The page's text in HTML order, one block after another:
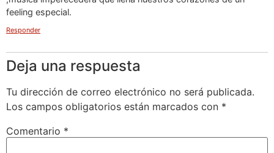
feeling especial.
Responder
Deja una respuesta
Tu dirección de correo electrónico no será publicada.
Los campos obligatorios están marcados con *
Comentario *